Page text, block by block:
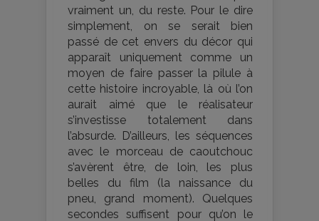
vraiment un, du reste. Pour le dire
simplement, on se serait bien
passé de cet envers du décor qui
apparaît uniquement comme un
moyen de faire passer la pilule à
cette histoire incroyable, là où l’on
aurait aimé que le réalisateur
s’investisse totalement dans
l’absurde. D’ailleurs, les séquences
avec le morceau de caoutchouc
s’avèrent être, de loin, les plus
belles du film (la naissance du
pneu, grand moment). Quelques
secondes suffisent pour qu’on le